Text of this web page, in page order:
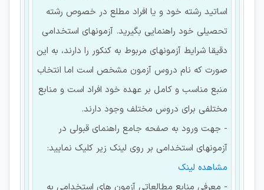
اساتید رشته خود و یا افراد مطلع در خصوص رشته
تحصیلی خود راهنمایی بگیرید. آزمونهای استخدامی
دقیقا شرایط آزمونهای مربوط به کنکور را دارند، به این
صورت که نام دروس آزمون مشخص است اما انتخاب
منبع مناسب و کامل بر عهده خود افراد است و منابع
مختلفی برای دروس مختلف وجود دارند.
- جهت ورود به صفحه جامع راهنمای قبولی در
آزمونهای استخدامی بر روی لینک زیر کلیک نمایید:
مشاهده لینک
- معرفی منابع مطالعاتی آزمون های استخدامی به